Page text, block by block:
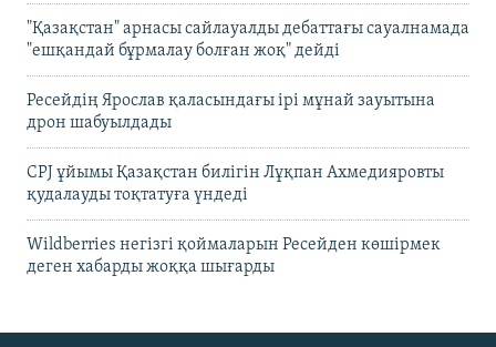
"Қазақстан" арнасы сайлауалды дебаттағы сауалнамада
"ешқандай бұрмалау болған жоқ" дейді
Ресейдің Ярослав қаласындағы ірі мұнай зауытына
дрон шабуылдады
CPJ ұйымы Қазақстан билігін Лұқпан Ахмедияровты
қудалауды тоқтатуға үндеді
Wildberries негізгі қоймаларын Ресейден көшірмек
деген хабарды жоққа шығарды